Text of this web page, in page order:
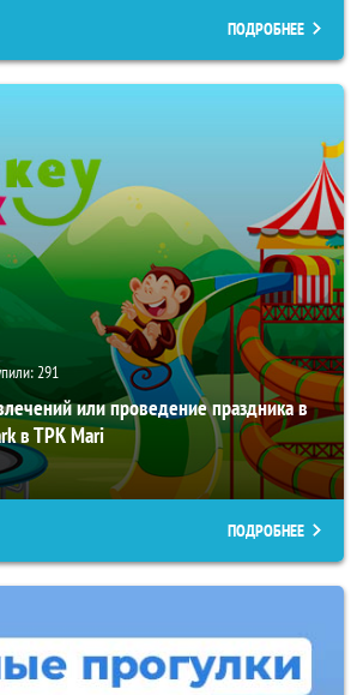
ПОДРОБНЕЕ
291
или проведение праздника в
в ТРК Mari
ПОДРОБНЕЕ